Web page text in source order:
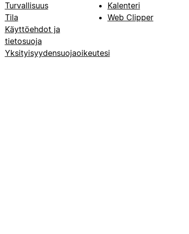
Turvallisuus
Tila
Käyttöehdot ja
tietosuoja
Yksityisyydensuojaoikeutesi
Kalenteri
Web Clipper